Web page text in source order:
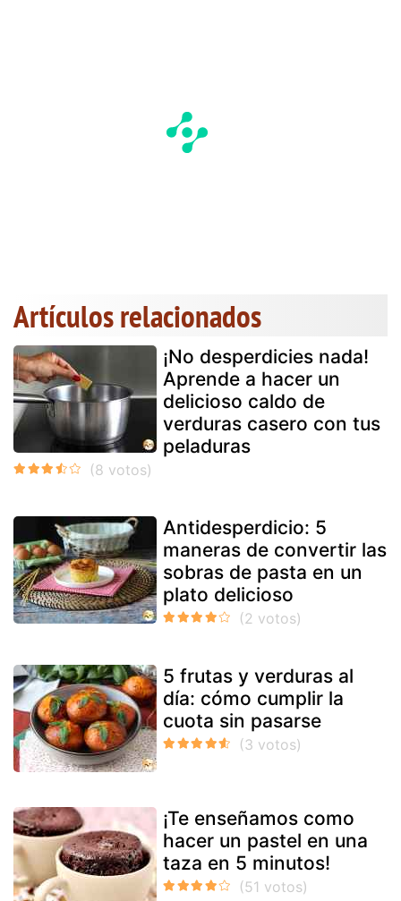
Artículos relacionados
¡No desperdicies nada!
Aprende a hacer un
delicioso caldo de
verduras casero con tus
peladuras
Antidesperdicio: 5
maneras de convertir las
sobras de pasta en un
plato delicioso
5 frutas y verduras al
día: cómo cumplir la
cuota sin pasarse
¡Te enseñamos como
hacer un pastel en una
taza en 5 minutos!